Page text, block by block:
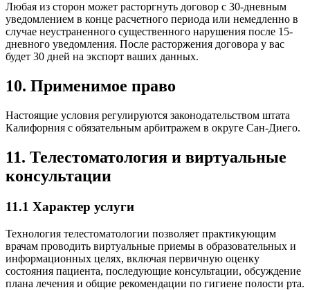
Любая из сторон может расторгнуть договор с 30-дневным
уведомлением в конце расчетного периода или немедленно в
случае неустраненного существенного нарушения после 15-
дневного уведомления. После расторжения договора у вас
будет 30 дней на экспорт ваших данных.
10. Применимое право
Настоящие условия регулируются законодательством штата
Калифорния с обязательным арбитражем в округе Сан-Диего.
11. Телестоматология и виртуальные
консультации
11.1 Характер услуги
Технология телестоматологии позволяет практикующим
врачам проводить виртуальные приемы в образовательных и
информационных целях, включая первичную оценку
состояния пациента, последующие консультации, обсуждение
плана лечения и общие рекомендации по гигиене полости рта.